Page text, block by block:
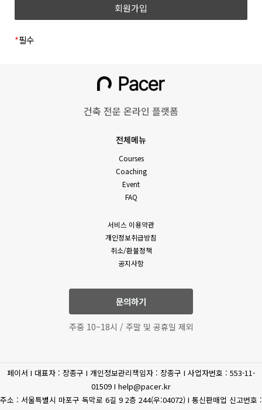
등을 회원이 쉽게 확인할 수 있도록 사이트의 초기 화면에
통하여 볼 수 있도록 합니다.
『전자금융거래법』, 『전자서명법』, 『정보통신망 이용촉진
및 정보보호 등에 관한 법률』, 『소비자기본법』 등 관련 법령을
3. 회사가 약관을 개정할 경우에는 적용일자 및 개정 사유를
전일까지 사이트의 초기 화면 등에 고지하거나 전자우편 또는 그
밖의 방법으로 통지합니다. 다만, 회원에게 불리하게 약관 내용을
변경하는 경우에는 최소한 30일 이상의 사전 유예기간을 두고
공지 및 통지합니다. 회사가 개정약관을 공지 또는 통지하면서
회원에게 30일 기간 내에 의사표시를 하지 않으면 의사표시가
회원이 명시적으로 거부의 의사표시를 하지 아니한 경우 회원이
개정약관에 동의한 것으로 봅니다.
4. 제3항에 의해 변경된 약관은 법령에 특별한 규정이나 기타
부득이한 사유가 없는 한 그 적용일자 이전으로 소급하여
약관에 동의하지 않을 경우 언제든지 자유롭게 서비스 이용을
중단하고 탈퇴할 수 있습니다.
6. 회사는 제공하는 서비스 내의 개별 서비스에 대한 별도의 약관
절차를 거치게 됩니다. 이 경우 개별 서비스에 대한 이용약관 등이
이 약관에 우선합니다.
제 4 조 (약관 외 준칙)
번호, 비밀번호, 직무선택
(학생, 근로자)
불량 이용 기록 등),
기기정보(고유기기 식별값,
OS버전 등)
(선택) 프로필 사진
(필수)성명, 휴대폰 번호,
이메일, 상담내역
있을수 있습니다.)
(필수) 결제기록(상품,
금액) 신용카트, 카드사명,
휴대전화
인증
(선택) 휴대폰 번호
(필수) 주민등록번호, 주소,
이름
*필수
건축 전문 온라인 플랫폼
전체메뉴
Courses
Coaching
Event
FAQ
서비스 이용약관
개인정보취급방침
취소/환불정책
공지사항
문의하기
주중 10~18시 / 주말 및 공휴일 제외
페이서 I 대표자 : 장종구 I 개인정보관리책임자 : 장종구 I 사업자번호 : 553-11-
01509 I help@pacer.kr
주소 : 서울특별시 마포구 독막로 6길 9 2층 244(우:04072) I 통신판매업 신고번호 :